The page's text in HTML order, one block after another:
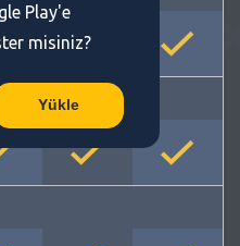
Play'e
misiniz?
Yükle